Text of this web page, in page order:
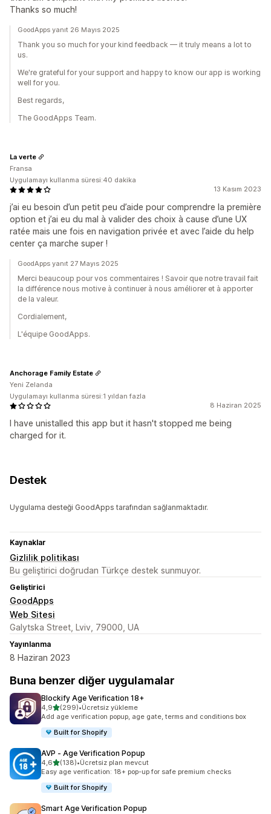
Thanks so much!
GoodApps yanıt 26 Mayıs 2025
Thank you so much for your kind feedback — it truly means a lot to
us.
We're grateful for your support and happy to know our app is working
well for you.
Best regards,
The GoodApps Team.
13 Kasım 2023
j’ai eu besoin d’un petit peu d’aide pour comprendre la première
option et j’ai eu du mal à valider des choix à cause d’une UX
ratée mais une fois en navigation privée et avec l’aide du help
center ça marche super !
La verte
Fransa
Uygulamayı kullanma süresi:40 dakika
GoodApps yanıt 27 Mayıs 2025
Merci beaucoup pour vos commentaires ! Savoir que notre travail fait
la différence nous motive à continuer à nous améliorer et à apporter
de la valeur.
Cordialement,
L'équipe GoodApps.
8 Haziran 2025
I have unistalled this app but it hasn't stopped me being
charged for it.
Anchorage Family Estate
Yeni Zelanda
Uygulamayı kullanma süresi:1 yıldan fazla
Destek
Uygulama desteği GoodApps tarafından sağlanmaktadır.
Kaynaklar
Gizlilik politikası
Bu geliştirici doğrudan Türkçe destek sunmuyor.
Geliştirici
GoodApps
Web Sitesi
Galytska Street, Lviv, 79000, UA
Yayınlanma
8 Haziran 2023
Buna benzer diğer uygulamalar
Blockify Age Verification 18+
4,95 yıldız üzerinden
(299)
toplam 299 değerlendirme
•Ücretsiz yükleme
Add age verification popup, age gate, terms and conditions box
Built for Shopify
AVP ‑ Age Verification Popup
4,65 yıldız üzerinden
(138)
toplam 138 değerlendirme
•Ücretsiz plan mevcut
Easy age verification: 18+ pop-up for safe premium checks
Built for Shopify
Smart Age Verification Popup